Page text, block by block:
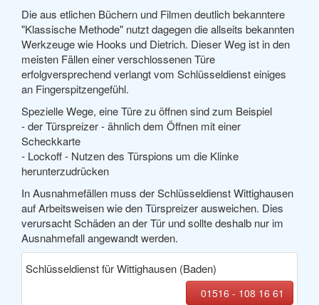
Die aus etlichen Büchern und Filmen deutlich bekanntere
"Klassische Methode" nutzt dagegen die allseits bekannten
Werkzeuge wie Hooks und Dietrich. Dieser Weg ist in den
meisten Fällen einer verschlossenen Türe
erfolgversprechend verlangt vom Schlüsseldienst einiges
an Fingerspitzengefühl.
Spezielle Wege, eine Türe zu öffnen sind zum Beispiel
- der Türspreizer - ähnlich dem Öffnen mit einer
Scheckkarte
- Lockoff - Nutzen des Türspions um die Klinke
herunterzudrücken
In Ausnahmefällen muss der Schlüsseldienst Wittighausen
auf Arbeitsweisen wie den Türspreizer ausweichen. Dies
verursacht Schäden an der Tür und sollte deshalb nur im
Ausnahmefall angewandt werden.
Schlüsseldienst für Wittighausen (Baden)
01516 - 108 16 61